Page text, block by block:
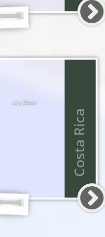
103 Bilder
Costa Rica